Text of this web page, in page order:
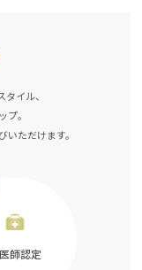
イル、
プ。
ただけます。
師認定